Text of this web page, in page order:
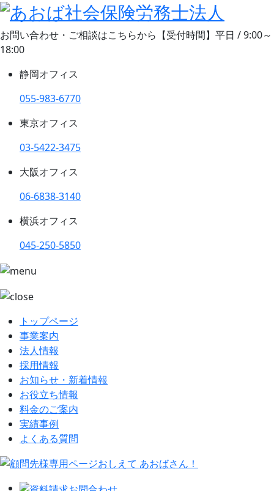
お問い合わせ・ご相談はこちらから 【受付時間】平日 / 9:00～
18:00
静岡オフィス
055-983-6770
東京オフィス
03-5422-3475
大阪オフィス
06-6838-3140
横浜オフィス
045-250-5850
トップページ
事業案内
法人情報
採用情報
お知らせ・新着情報
お役立ち情報
料金のご案内
実績事例
よくある質問